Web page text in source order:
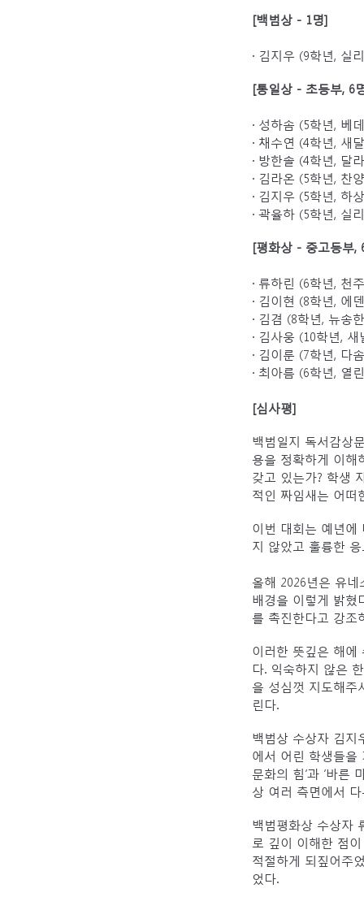
[백범상 - 1명]
· 김지우 (9학년, 실
[통일상 - 초등부, 6
· 성하솜 (5학년, 베
· 채수연 (4학년, 새
· 방한솔 (4학년, 달
· 김라온 (5학년, 찬
· 김지우 (5학년, 하
· 곽율하 (5학년, 실
[평화상 - 중고등부,
· 류하린 (6학년, 천
· 김이현 (8학년, 에
· 김겸 (8학년, 뉴송
· 김사웅 (10학년,
· 김이룬 (7학년, 다
· 최아름 (6학년, 열
[심사평]
백범일지 독서감상
용을 정확하게 이해
갖고 있는가? 학생
적인 짜임새는 어떠
이번 대회는 예년에
지 않았고 훌륭한
올해 2026년은 유네
배경을 이렇게 밝혔
를 촉진한다고 강조
이러한 뜻깊은 해에
다. 익숙하지 않은
을 성심껏 지도해주
린다.
백범상 수상자 김지
에서 어린 학생들을
문화의 힘’과 ‘바른
상 여러 측면에서
백범평화상 수상자
로 깊이 이해한 점
적절하게 되짚어주
었다.